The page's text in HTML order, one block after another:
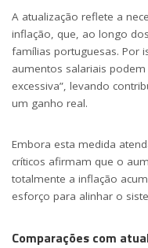
A atualização reflete a
inflação, que, ao longo
famílias portuguesas. Por
aumentos salariais
excessiva”, levando
um ganho real.
Embora esta medida
críticos afirmam que o
totalmente a inflação
esforço para alinhar o
Comparações com